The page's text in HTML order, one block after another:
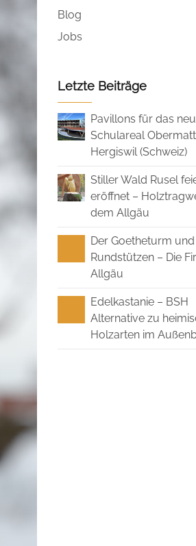
Blog
Jobs
Letzte Beiträge
Pavillons für das
Schulareal Obermatt
Hergiswil (Schweiz)
Stiller Wald Rusel
eröffnet –
dem Allgäu
Der Goetheturm und
Rundstützen – Die
Allgäu
Edelkastanie – BSH
Alternative zu
Holzarten im